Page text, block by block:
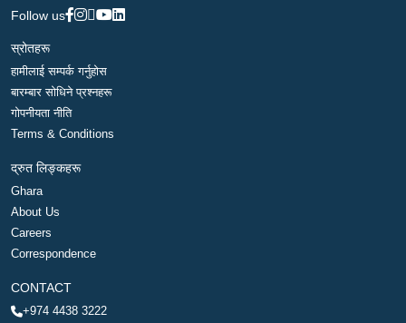
Follow us
स्रोतहरू
हामीलाई सम्पर्क गर्नुहोस
बारम्बार सोधिने प्रश्नहरू
गोपनीयता नीति
Terms & Conditions
द्रुत लिङ्कहरू
Ghara
About Us
Careers
Correspondence
CONTACT
+974 4438 3222